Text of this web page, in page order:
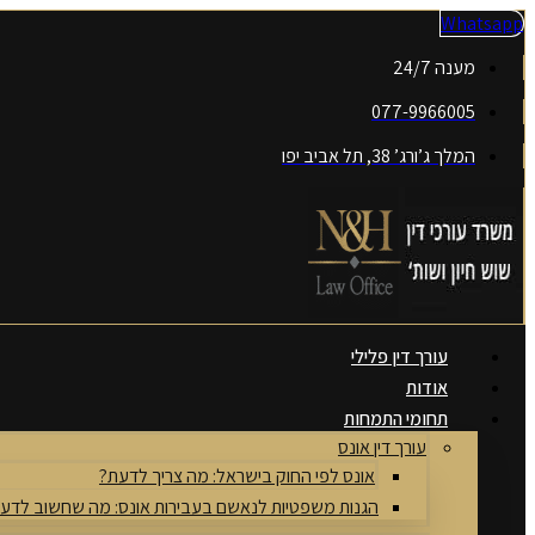
דלג
Whatsapp
מענה 24/7
077-9966005
המלך ג’ורג’ 38, תל אביב יפו
עורך דין פלילי
אודות
תחומי התמחות
עורך דין אונס
אונס לפי החוק בישראל: מה צריך לדעת?
הגנות משפטיות לנאשם בעבירות אונס: מה שחשוב